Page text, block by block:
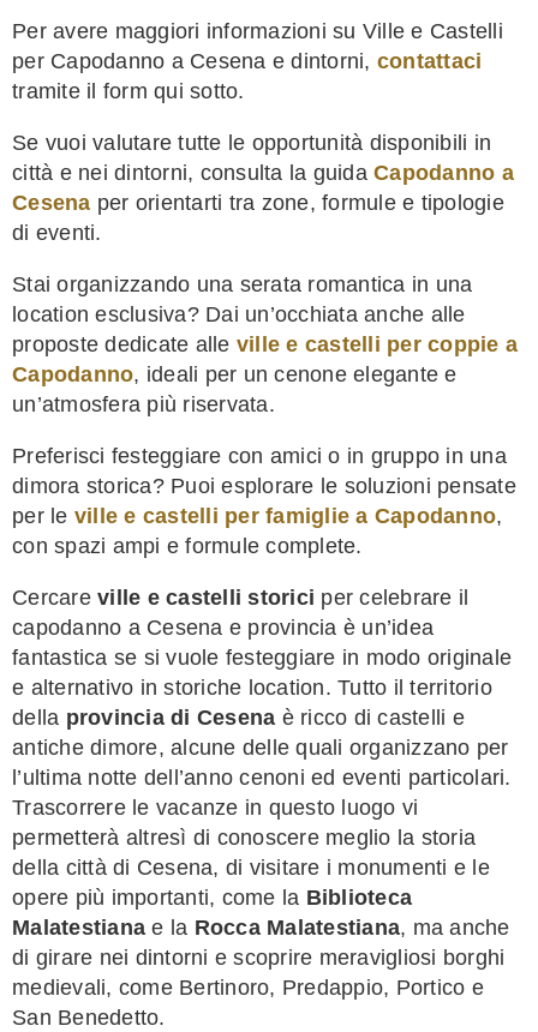
Per avere maggiori informazioni su Ville e Castelli
per Capodanno a Cesena e dintorni, contattaci
tramite il form qui sotto.
Se vuoi valutare tutte le opportunità disponibili in
città e nei dintorni, consulta la guida Capodanno a
Cesena per orientarti tra zone, formule e tipologie
di eventi.
Stai organizzando una serata romantica in una
location esclusiva? Dai un’occhiata anche alle
proposte dedicate alle ville e castelli per coppie a
Capodanno, ideali per un cenone elegante e
un’atmosfera più riservata.
Preferisci festeggiare con amici o in gruppo in una
dimora storica? Puoi esplorare le soluzioni pensate
per le ville e castelli per famiglie a Capodanno,
con spazi ampi e formule complete.
Cercare ville e castelli storici per celebrare il
capodanno a Cesena e provincia è un’idea
fantastica se si vuole festeggiare in modo originale
e alternativo in storiche location. Tutto il territorio
della provincia di Cesena è ricco di castelli e
antiche dimore, alcune delle quali organizzano per
l’ultima notte dell’anno cenoni ed eventi particolari.
Trascorrere le vacanze in questo luogo vi
permetterà altresì di conoscere meglio la storia
della città di Cesena, di visitare i monumenti e le
opere più importanti, come la Biblioteca
Malatestiana e la Rocca Malatestiana, ma anche
di girare nei dintorni e scoprire meravigliosi borghi
medievali, come Bertinoro, Predappio, Portico e
San Benedetto.